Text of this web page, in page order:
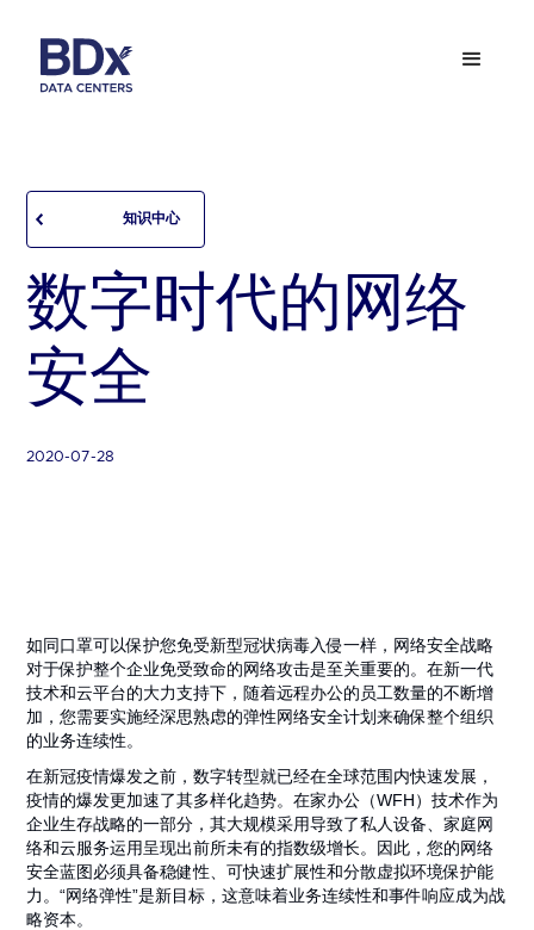
知识中心
数字时代的网络
安全
2020-07-28
如同口罩可以保护您免受新型冠状病毒入侵一样，网络安全战略
对于保护整个企业免受致命的网络攻击是至关重要的。在新一代
技术和云平台的大力支持下，随着远程办公的员工数量的不断增
加，您需要实施经深思熟虑的弹性网络安全计划来确保整个组织
的业务连续性。
在新冠疫情爆发之前，数字转型就已经在全球范围内快速发展，
疫情的爆发更加速了其多样化趋势。在家办公（WFH）技术作为
企业生存战略的一部分，其大规模采用导致了私人设备、家庭网
络和云服务运用呈现出前所未有的指数级增长。因此，您的网络
安全蓝图必须具备稳健性、可快速扩展性和分散虚拟环境保护能
力。“网络弹性”是新目标，这意味着业务连续性和事件响应成为战
略资本。‍‍